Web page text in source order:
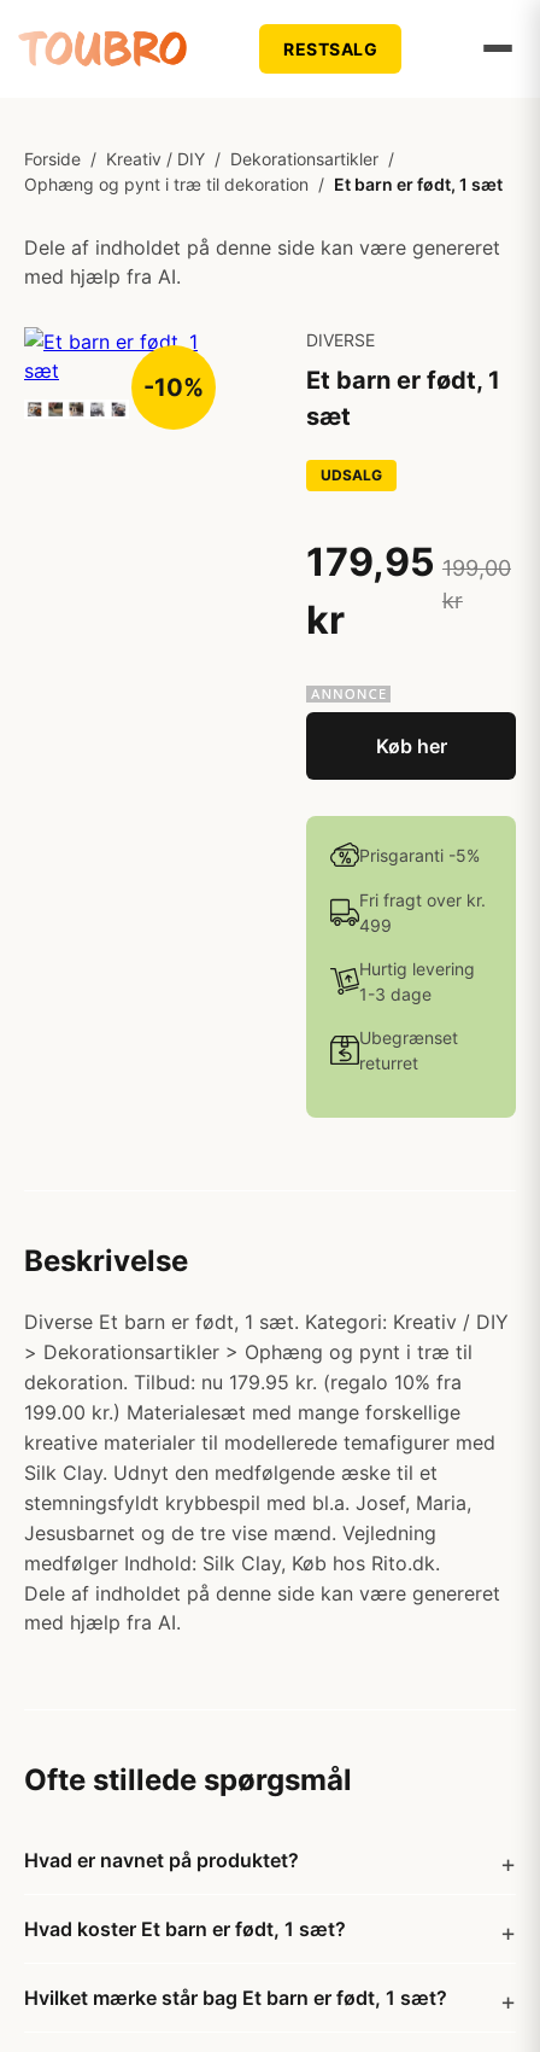
RESTSALG
Forside / Kreativ / DIY / Dekorationsartikler /
Ophæng og pynt i træ til dekoration / Et barn er født, 1 sæt
Dele af indholdet på denne side kan være genereret
med hjælp fra AI.
-10%
DIVERSE
Et barn er født, 1
sæt
UDSALG
179,95
kr
199,00
kr
Køb her
Prisgaranti -5%
Fri fragt over kr.
499
Hurtig levering
1-3 dage
Ubegrænset
returret
Beskrivelse
Diverse Et barn er født, 1 sæt. Kategori: Kreativ / DIY
> Dekorationsartikler > Ophæng og pynt i træ til
dekoration. Tilbud: nu 179.95 kr. (regalo 10% fra
199.00 kr.) Materialesæt med mange forskellige
kreative materialer til modellerede temafigurer med
Silk Clay. Udnyt den medfølgende æske til et
stemningsfyldt krybbespil med bl.a. Josef, Maria,
Jesusbarnet og de tre vise mænd. Vejledning
medfølger Indhold: Silk Clay, Køb hos Rito.dk.
Dele af indholdet på denne side kan være genereret
med hjælp fra AI.
Ofte stillede spørgsmål
Hvad er navnet på produktet?
Hvad koster Et barn er født, 1 sæt?
Hvilket mærke står bag Et barn er født, 1 sæt?